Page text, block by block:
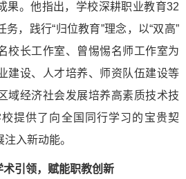
果。他指出，学校深耕职业教育32
，践行“归位教育”理念，以“双高”
校长工作室、曾惕惕名师工作室为
建设、人才培养、师资队伍建设等
域经济社会发展培养高素质技术技
提供了向全国同行学习的宝贵契
入新动能。
术引领，赋能职教创新